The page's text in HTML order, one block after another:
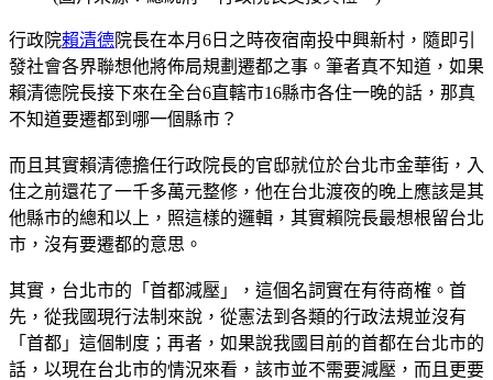
行政院賴清德院長在本月6日之時夜宿南投中興新村，隨即引
發社會各界聯想他將佈局規劃遷都之事。筆者真不知道，如果
賴清德院長接下來在全台6直轄市16縣市各住一晚的話，那真
不知道要遷都到哪一個縣市？
而且其實賴清德擔任行政院長的官邸就位於台北市金華街，入
住之前還花了一千多萬元整修，他在台北渡夜的晚上應該是其
他縣市的總和以上，照這樣的邏輯，其實賴院長最想根留台北
市，沒有要遷都的意思。
其實，台北市的「首都減壓」，這個名詞實在有待商榷。首
先，從我國現行法制來說，從憲法到各類的行政法規並沒有
「首都」這個制度；再者，如果說我國目前的首都在台北市的
話，以現在台北市的情況來看，該市並不需要減壓，而且更要